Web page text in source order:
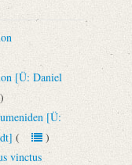
[Ü: Daniel
[Ü:
()
vinctus